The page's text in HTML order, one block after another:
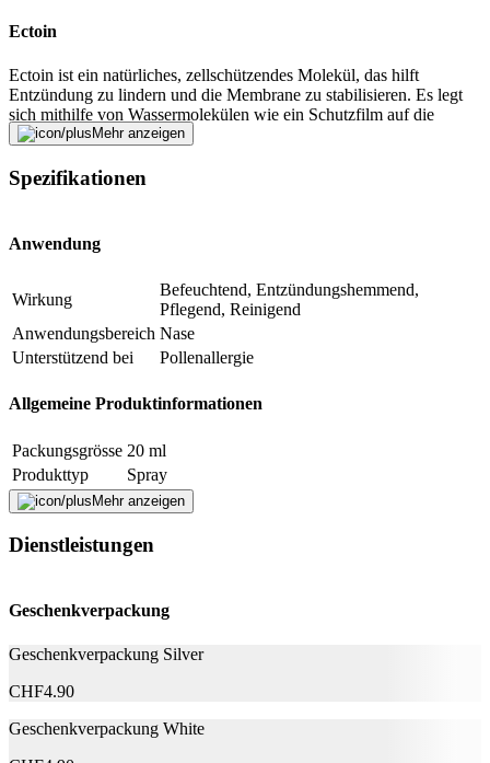
Ectoin
Ectoin ist ein natürliches, zellschützendes Molekül, das hilft
Entzündung zu lindern und die Membrane zu stabilisieren. Es legt
sich mithilfe von Wassermolekülen wie ein Schutzfilm auf die
Schleimhaut und schützt diese so vor Pollen-Reizungen.
Anwendung
Sprühstösse in jedes Nasenloch. Der Nasenspray kann über einen
längeren Zeitraum mehrmals täglich eingesetzt werden. Es sind
Beschreibung
E-Mail-Adresse (optional)
Formular schliessen
Mehr anzeigen
Spezifikationen
Anwendung
Wirkung
Befeuchtend, Entzündungshemmend,
Pflegend, Reinigend
Anwendungsbereich Nase
Unterstützend bei
Pollenallergie
Allgemeine Produktinformationen
Packungsgrösse 20 ml
Produkttyp
Spray
Spurenelementen), Wasser
Nachhaltigkeit
Natürlich Leben
Mehr anzeigen
Dienstleistungen
Geschenkverpackung
Geschenkverpackung Silver
CHF4.90
Geschenkverpackung White